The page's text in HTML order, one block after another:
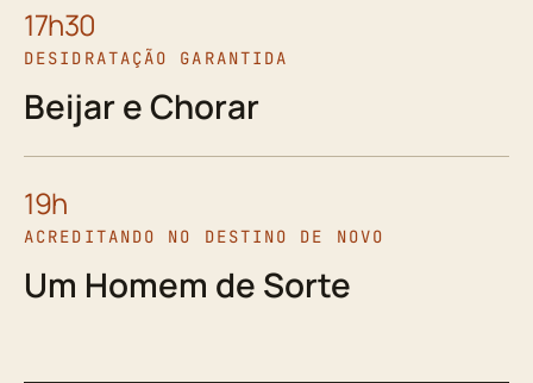
17h30
DESIDRATAÇÃO GARANTIDA
Beijar e Chorar
19h
ACREDITANDO NO DESTINO DE NOVO
Um Homem de Sorte